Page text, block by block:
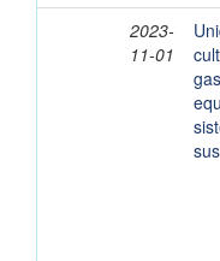
2023-
11-01